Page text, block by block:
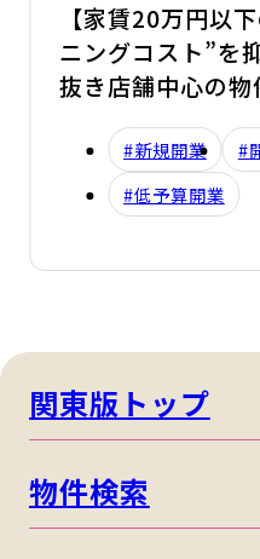
【家賃20万円以
ニングコスト”を
抜き店舗中心の物
#新規開業 #
#低予算開業
関東版トップ
物件検索